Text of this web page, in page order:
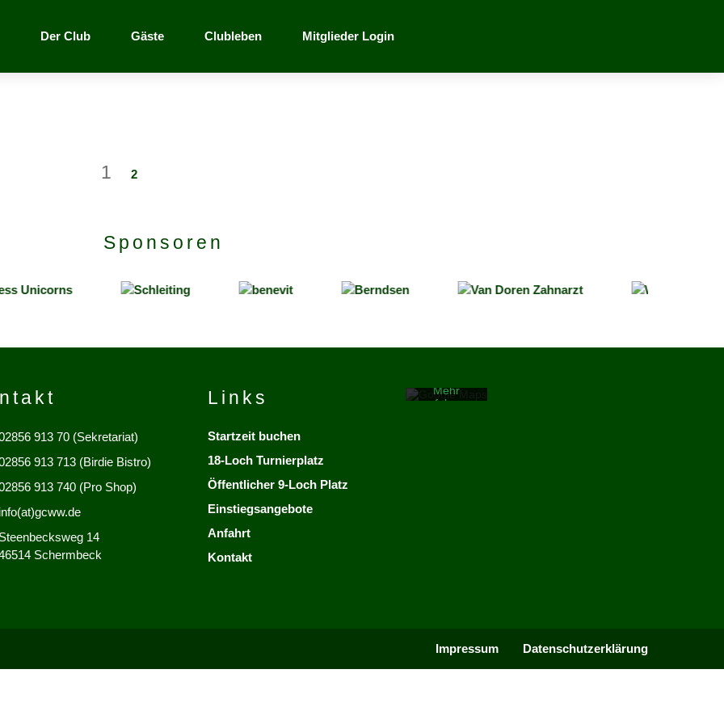
Der Club Gäste Clubleben Mitglieder Login
1 2
Sponsoren
913 70 (Sekretariat)
913 713 (Birdie Bistro)
913 740 (Pro Shop)
14
Schermbeck
Links
Startzeit buchen
18-Loch Turnierplatz
Öffentlicher 9-Loch Platz
Einstiegsangebote
Anfahrt
Kontakt
Mit dem
Datenschutzerklärung
Mehr
erfahren
Impressum Datenschutzerklärung